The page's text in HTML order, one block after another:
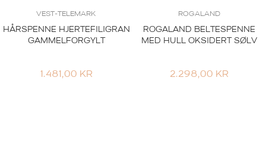
VEST-TELEMARK
HÅRSPENNE HJERTEFILIGRAN
GAMMELFORGYLT
1.481,00 KR
ROGALAND
ROGALAND BELTESPENNE
MED HULL OKSIDERT SØLV
2.298,00 KR